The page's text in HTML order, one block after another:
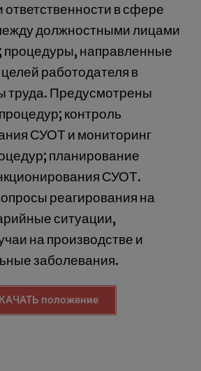
ответственности в сфере
должностными лицами
процедуры, направленные
работодателя в
труда. Предусмотрены
контроль
СУОТ и мониторинг
планирование
СУОТ.
реагирования на
ситуации,
на производстве и
заболевания.
положение